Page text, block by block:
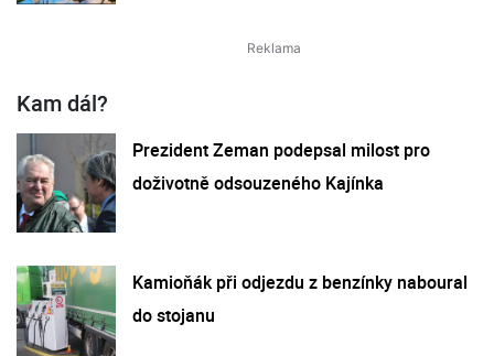
Kam dál?
Prezident Zeman podepsal milost pro
doživotně odsouzeného Kajínka
Kamioňák při odjezdu z benzínky naboural
do stojanu